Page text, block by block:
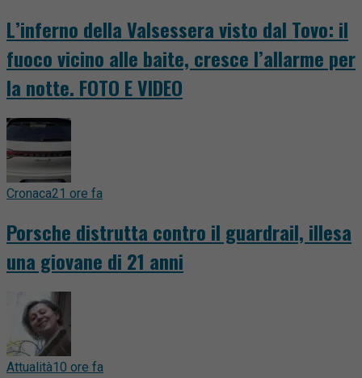
L’inferno della Valsessera visto dal Tovo: il
fuoco vicino alle baite, cresce l’allarme per
la notte. FOTO E VIDEO
Cronaca21 ore fa
Porsche distrutta contro il guardrail, illesa
una giovane di 21 anni
Attualità10 ore fa